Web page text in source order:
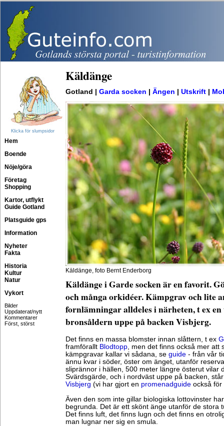
Klicka för slumpsidor
Hem
Boende
Nöje/göra
Företag
Shopping
Kartor, utflykt
Guide Gotland
Platsguide gps
Information
Nyheter
Fakta
Historia
Kultur
Natur
Vykort
Bilder
Uppdaterat/nytt
Kommentarer
Först, störst
Käldänge
Gotland | Garda socken Ängen Utskrift
Käldänge, foto Bernt Enderborg
Käldänge i Garde socken är en favorit.
och många orkidéer. Kämpgrav och lite
fornlämningar alldeles i närheten, t ex
bronsåldern uppe på backen Visbjerg.
Det finns en massa blomster innan slåttern, t ex
framförallt Blodtopp, men det finns också mer att
kämpgravar kallar vi sådana, se guide - från vår
ännu kvar i söder, öster om änget, utanför
sliprännor i hällen, 500 meter längre österut vilar
Svärdsgärde, och i nordväst uppe på backen,
Visbjerg (vi har gjort en promenadguide också för
Även den som inte gillar biologiska lottovinster
begrunda. Det är ett skönt änge utanför de stora
Det finns luft, det finns lugn och det finns en
man lugnar ner sig en smula.